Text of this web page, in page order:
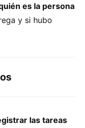
es la persona
y si hubo
las tareas